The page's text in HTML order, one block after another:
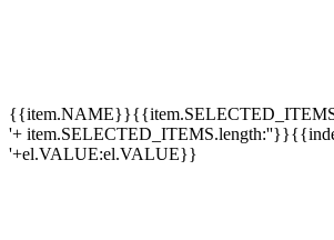
{{item.NAME}}
'+ item.SELECTED_ITEMS.length:''}}
'+el.VALUE:el.VALUE}}